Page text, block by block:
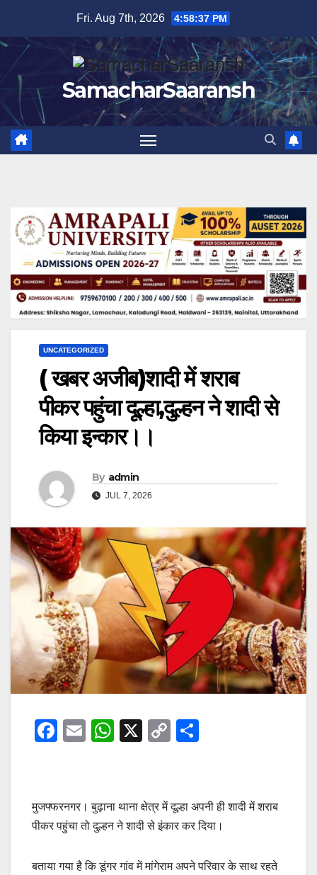
content
Fri. Aug 7th, 2026 4:58:38 PM
SamacharSaaransh
UNCATEGORIZED
( खबर अजीब)शादी में शराब
पीकर पहुंचा दूल्हा,दुल्हन ने शादी से
किया इन्कार।।
By admin
JUL 7, 2026
F
e
b
o
E
W
s
A
p
X
C
y
Li
k
e
मुजफ्फरनगर। बुढ़ाना थाना क्षेत्र में दूल्हा अपनी ही शादी में शराब
पीकर पहुंचा तो दुल्हन ने शादी से इंकार कर दिया।
बताया गया है कि डूंगर गांव में मांगेराम अपने परिवार के साथ रहते